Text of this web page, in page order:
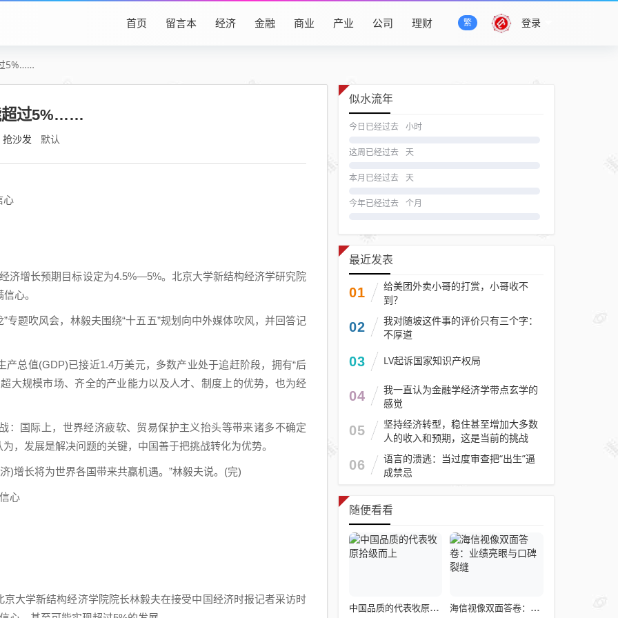
登录
繁
首页 留言本 经济 金融 商业 产业 公司 理财
5%……
超过5%……
抢沙发 默认
心
济增长预期目标设定为4.5%—5%。北京大学新结构经济学研究院
心。
专题吹风会，林毅夫围绕“十五五”规划向中外媒体吹风，并回答记
总值(GDP)已接近1.4万美元，多数产业处于追赶阶段，拥有“后
大规模市场、齐全的产业能力以及人才、制度上的优势，也为经
：国际上，世界经济疲软、贸易保护主义抬头等带来诸多不确定
，发展是解决问题的关键，中国善于把挑战转化为优势。
)增长将为世界各国带来共赢机遇。”林毅夫说。(完)
心
大学新结构经济学院院长林毅夫在接受中国经济时报记者采访时
似水流年
今日已经过去 小时
这周已经过去 天
本月已经过去 天
今年已经过去 个月
最近发表
01
给美团外卖小哥的打赏，小哥收不
到？
02
我对随坡这件事的评价只有三个字：
不厚道
03 LV起诉国家知识产权局
04
我一直认为金融学经济学带点玄学的
感觉
05
坚持经济转型，稳住甚至增加大多数
人的收入和预期，这是当前的挑战
06
语言的溃逃：当过度审查把“出生”逼
成禁忌
随便看看
中国品质的代表牧原拾级而上 海信视像双面答卷：业绩亮眼与口碑裂缝